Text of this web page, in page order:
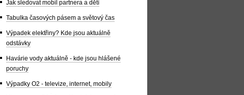
Jak sledovat mobil partnera a dětí
Tabulka časových pásem a světový čas
Výpadek elektřiny? Kde jsou aktuálně
odstávky
Havárie vody aktuálně - kde jsou hlášené
poruchy
Výpadky O2 - televize, internet, mobily